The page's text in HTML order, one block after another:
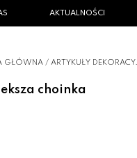
AKTUALNOŚCI
GŁÓWNA / ARTYKUŁY
choinka